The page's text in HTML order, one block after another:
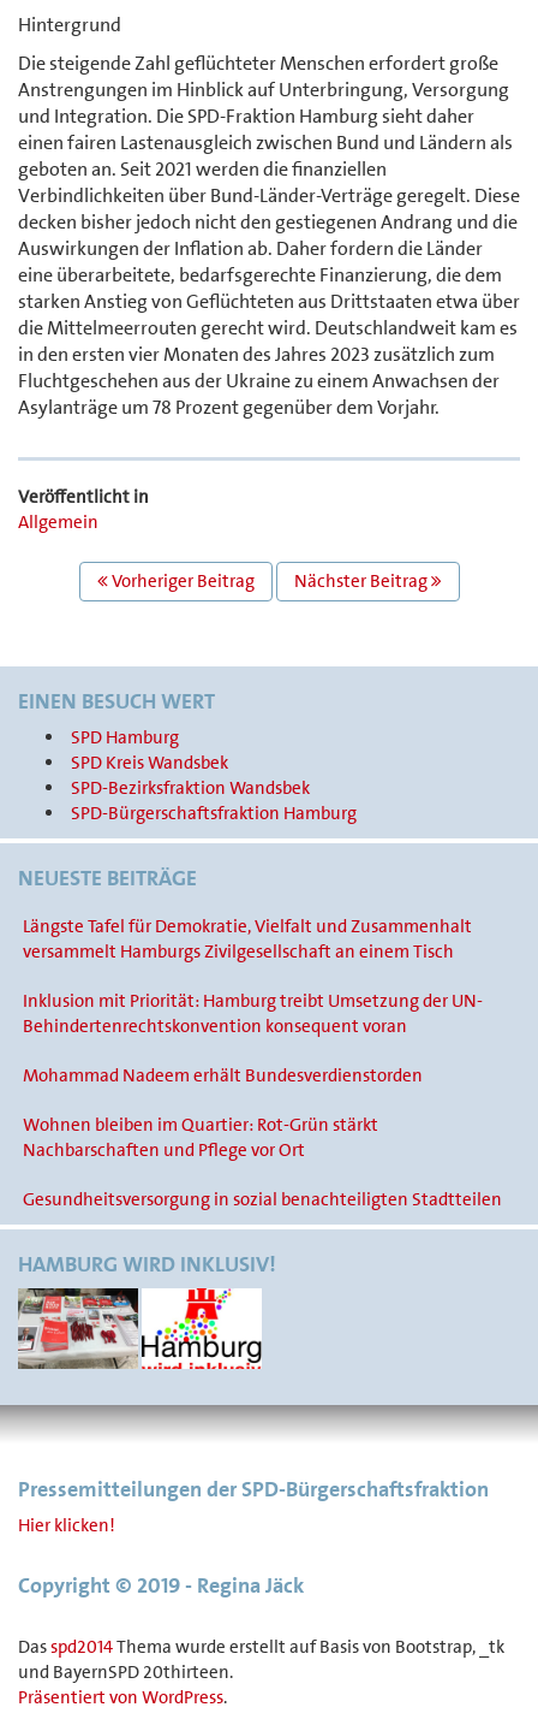
Hintergrund
Die steigende Zahl geflüchteter Menschen erfordert große
Anstrengungen im Hinblick auf Unterbringung, Versorgung
und Integration. Die SPD-Fraktion Hamburg sieht daher
einen fairen Lastenausgleich zwischen Bund und Ländern als
geboten an. Seit 2021 werden die finanziellen
Verbindlichkeiten über Bund-Länder-Verträge geregelt. Diese
decken bisher jedoch nicht den gestiegenen Andrang und die
Auswirkungen der Inflation ab. Daher fordern die Länder
eine überarbeitete, bedarfsgerechte Finanzierung, die dem
starken Anstieg von Geflüchteten aus Drittstaaten etwa über
die Mittelmeerrouten gerecht wird. Deutschlandweit kam es
in den ersten vier Monaten des Jahres 2023 zusätzlich zum
Fluchtgeschehen aus der Ukraine zu einem Anwachsen der
Asylanträge um 78 Prozent gegenüber dem Vorjahr.
Veröffentlicht in
Allgemein
BEITRAGS
NAVIGATION
Vorheriger Beitrag Nächster Beitrag
EINEN BESUCH WERT
SPD Hamburg
SPD Kreis Wandsbek
SPD-Bezirksfraktion Wandsbek
SPD-Bürgerschaftsfraktion Hamburg
NEUESTE BEITRÄGE
Längste Tafel für Demokratie, Vielfalt und Zusammenhalt
versammelt Hamburgs Zivilgesellschaft an einem Tisch
Inklusion mit Priorität: Hamburg treibt Umsetzung der UN-
Behindertenrechtskonvention konsequent voran
Mohammad Nadeem erhält Bundesverdienstorden
Wohnen bleiben im Quartier: Rot-Grün stärkt
Nachbarschaften und Pflege vor Ort
Gesundheitsversorgung in sozial benachteiligten Stadtteilen
HAMBURG WIRD INKLUSIV!
Pressemitteilungen der SPD-Bürgerschaftsfraktion
Hier klicken!
Copyright © 2019 - Regina Jäck
Dasspd2014Thema wurde erstellt auf Basis von Bootstrap, _tk
und BayernSPD 20thirteen.
Präsentiert von WordPress.